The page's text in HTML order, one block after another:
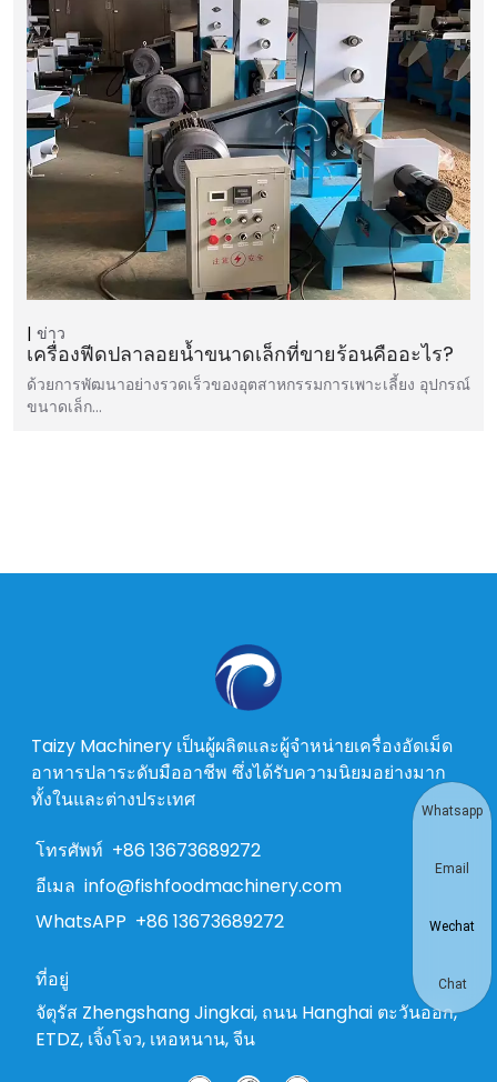
ข่าว
เครื่องฟีดปลาลอยน้ำขนาดเล็กที่ขายร้อนคืออะไร?
ด้วยการพัฒนาอย่างรวดเร็วของอุตสาหกรรมการเพาะเลี้ยง อุปกรณ์
ขนาดเล็ก…
Taizy Machinery เป็นผู้ผลิตและผู้จำหน่ายเครื่องอัดเม็ด
อาหารปลาระดับมืออาชีพ ซึ่งได้รับความนิยมอย่างมาก
ทั้งในและต่างประเทศ
โทรศัพท์ +86 13673689272
อีเมล info@fishfoodmachinery.com
WhatsAPP +86 13673689272
ที่อยู่
จัตุรัส Zhengshang Jingkai, ถนน Hanghai ตะวันออก,
ETDZ, เจิ้งโจว, เหอหนาน, จีน
Whatsapp
Email
Wechat
Chat